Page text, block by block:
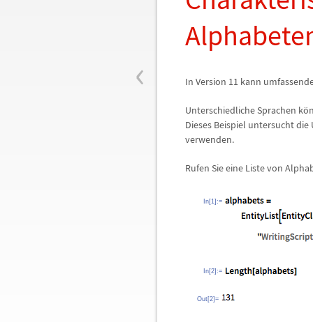
‹ In Version 11 kann
Unterschiedliche Sprachen kö
Dieses Beispiel untersucht
verwenden.
Rufen Sie eine Liste von
In[1]:=
In[2]:=
Out[2]=